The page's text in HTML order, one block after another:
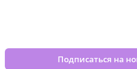
Подписаться на